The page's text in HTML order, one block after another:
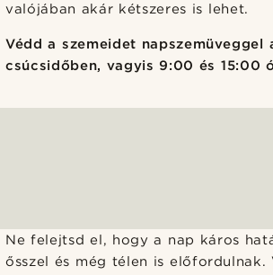
valójában akár kétszeres is lehet.
Védd a szemeidet napszemüveggel
csúcsidőben, vagyis 9:00 és 15:00
Ne felejtsd el, hogy a nap káros
ősszel és még télen is előfordulnak.